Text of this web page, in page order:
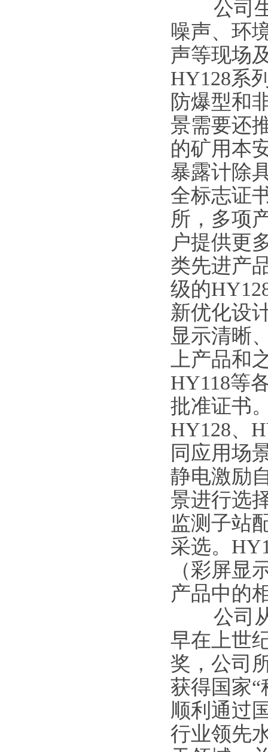
公司生
噪声、环
声等现场
HY128系
防爆型和
景需要还
的矿用本
暴露计除
全标志证
所，多项
户提供更
类先进产
级的
新优化设
显示清晰
上产品和
HY118等
批准证书
HY128、
同应用场
静电激励
景进行选
监测子站
采选。
（彩屏显
产品中的
公司从
早在上世
奖，公司
获得国家
顺利通过
行业领先